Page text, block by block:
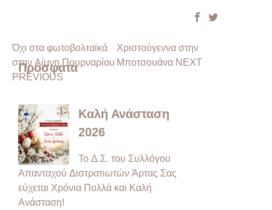
Όχι στα φωτοβολταϊκά
στην Λίμνη Πουρναρίου
PREVIOUS
Χριστούγεννα στην
Μποτσουάνα NEXT
Πρόσφατα
Καλή Ανάσταση
2026
Το Δ.Σ. του Συλλόγου
Απανταχού Διστρατιωτών Άρτας Σας
εύχεται Χρόνια Πολλά και Καλή
Ανάσταση!